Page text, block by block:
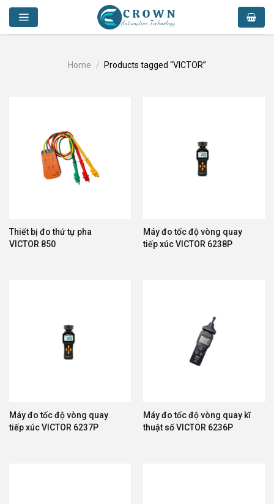
Skip
content
Home / Products tagged “VICTOR”
Thiết bị đo thứ tự pha
VICTOR 850
Máy đo tốc độ vòng quay
tiếp xúc VICTOR 6238P
Máy đo tốc độ vòng quay
tiếp xúc VICTOR 6237P
Máy đo tốc độ vòng quay kĩ
thuật số VICTOR 6236P